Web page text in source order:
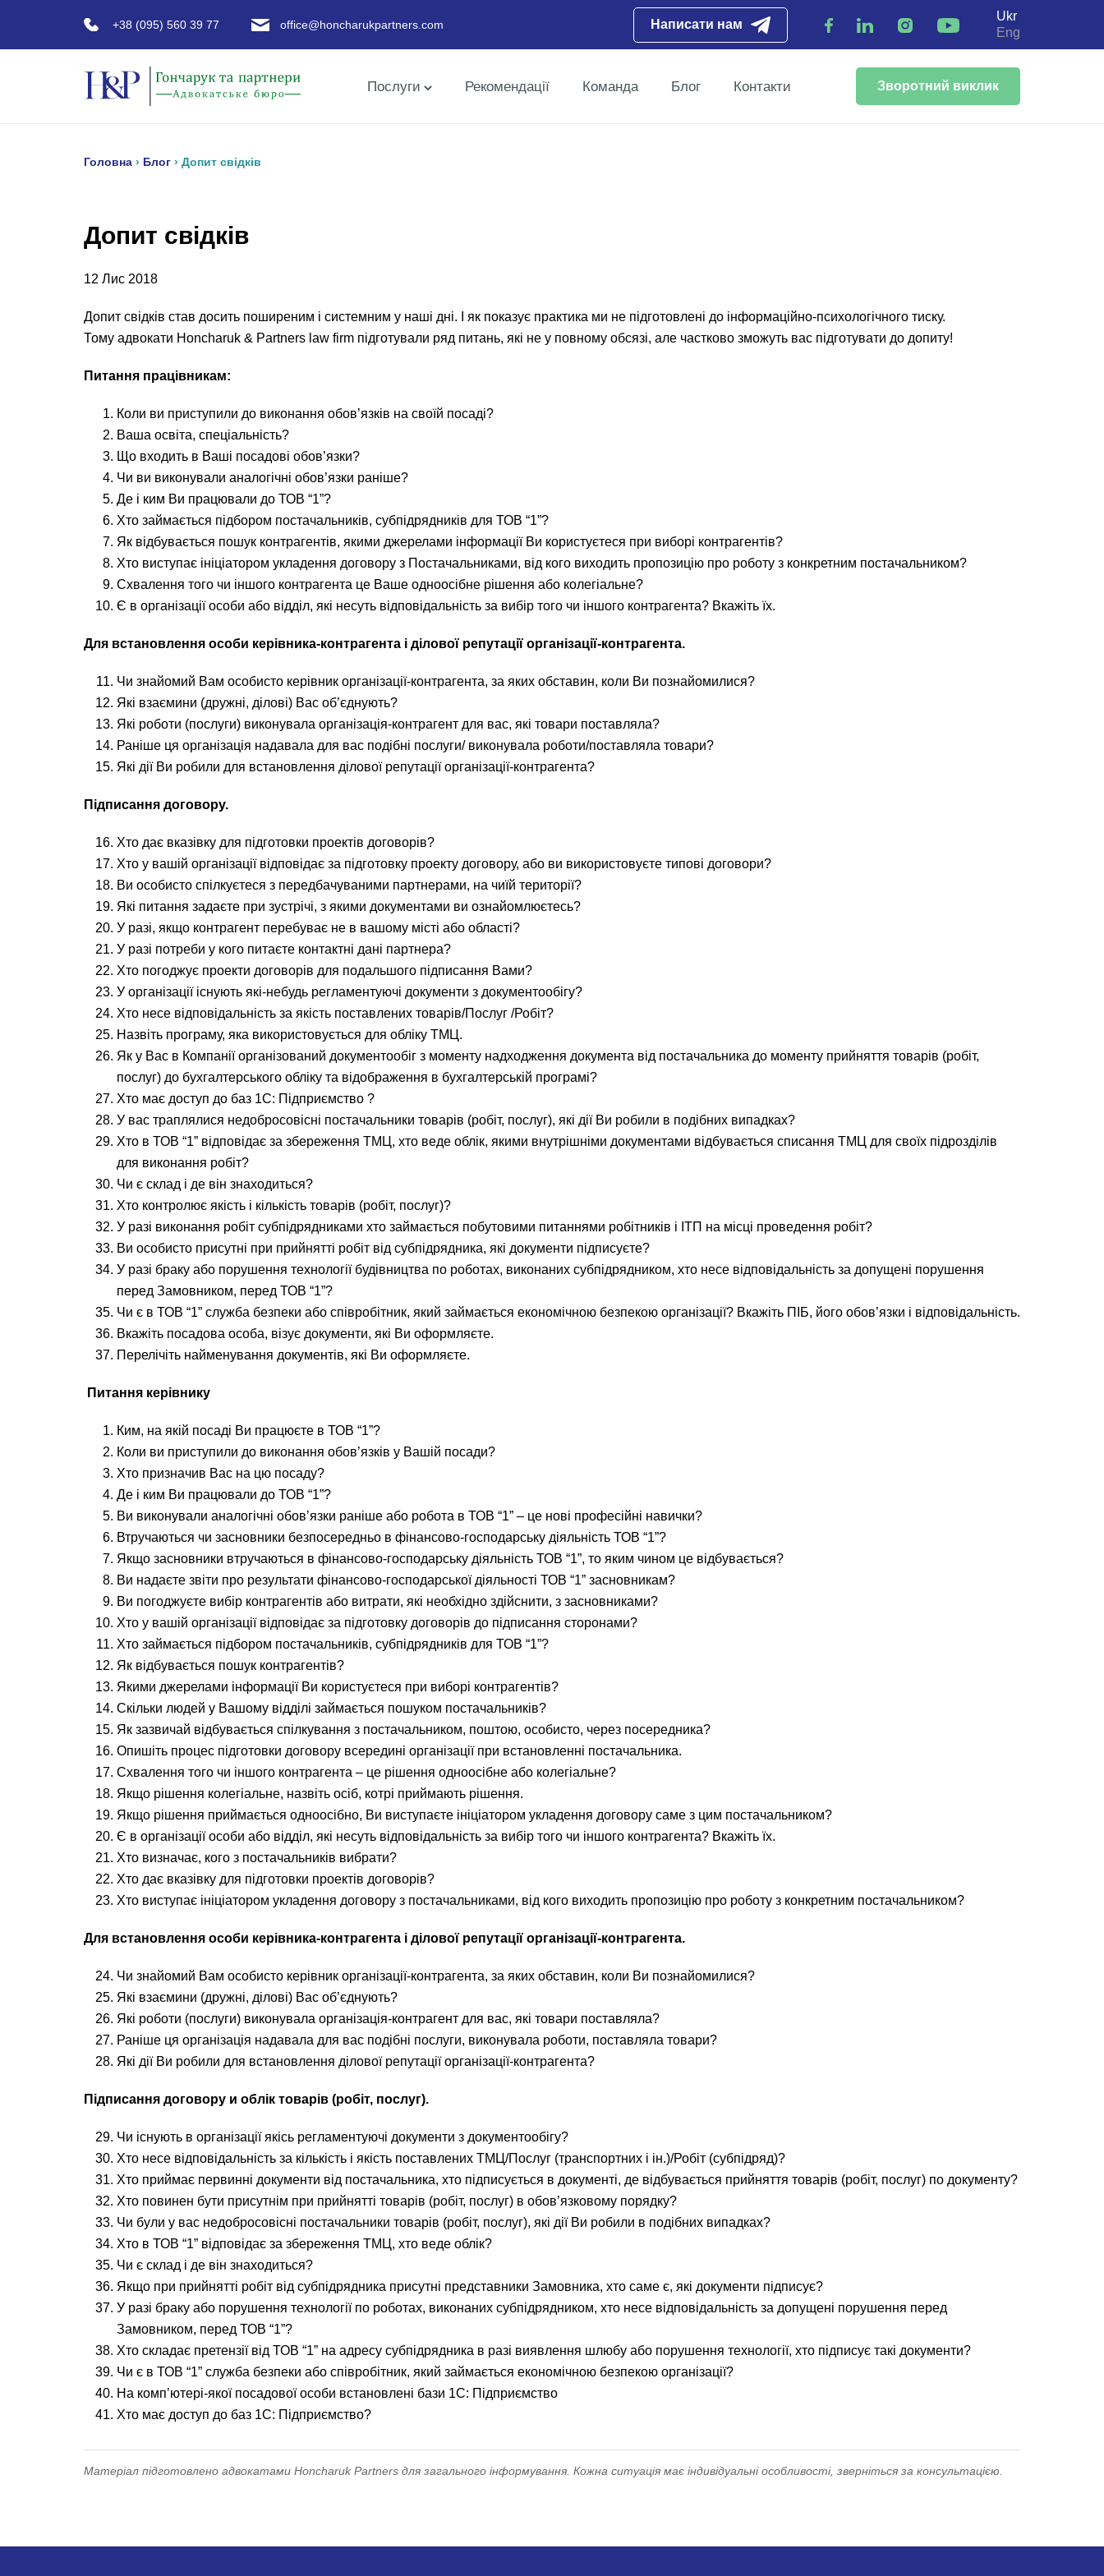
+38 (095) 560 39 77 office@honcharukpartners.com Написати нам
Ukr
Eng
Послуги Рекомендації Команда Блог Контакти Зворотний виклик
Головна › Блог › Допит свідків
Допит свідків
12 Лис 2018
Допит свідків став досить поширеним і системним у наші дні. І як показує практика ми не підготовлені до інформаційно-психологічного тиску.
Тому адвокати Honcharuk & Partners law firm підготували ряд питань, які не у повному обсязі, але частково зможуть вас підготувати до допиту!
Питання працівникам:
Коли ви приступили до виконання обов’язків на своїй посаді?
Ваша освіта, спеціальність?
Що входить в Ваші посадові обов’язки?
Чи ви виконували аналогічні обов’язки раніше?
Де і ким Ви працювали до ТОВ “1”?
Хто займається підбором постачальників, субпідрядників для ТОВ “1”?
Як відбувається пошук контрагентів, якими джерелами інформації Ви користуєтеся при виборі контрагентів?
Хто виступає ініціатором укладення договору з Постачальниками, від кого виходить пропозицію про роботу з конкретним постачальником?
Схвалення того чи іншого контрагента це Ваше одноосібне рішення або колегіальне?
Є в організації особи або відділ, які несуть відповідальність за вибір того чи іншого контрагента? Вкажіть їх.
Для встановлення особи керівника-контрагента і ділової репутації організації-контрагента.
Чи знайомий Вам особисто керівник організації-контрагента, за яких обставин, коли Ви познайомилися?
Які взаємини (дружні, ділові) Вас об’єднують?
Які роботи (послуги) виконувала організація-контрагент для вас, які товари поставляла?
Раніше ця організація надавала для вас подібні послуги/ виконувала роботи/поставляла товари?
Які дії Ви робили для встановлення ділової репутації організації-контрагента?
Підписання договору.
Хто дає вказівку для підготовки проектів договорів?
Хто у вашій організації відповідає за підготовку проекту договору, або ви використовуєте типові договори?
Ви особисто спілкуєтеся з передбачуваними партнерами, на чиїй території?
Які питання задаєте при зустрічі, з якими документами ви ознайомлюєтесь?
У разі, якщо контрагент перебуває не в вашому місті або області?
У разі потреби у кого питаєте контактні дані партнера?
Хто погоджує проекти договорів для подальшого підписання Вами?
У організації існують які-небудь регламентуючі документи з документообігу?
Хто несе відповідальність за якість поставлених товарів/Послуг /Робіт?
Назвіть програму, яка використовується для обліку ТМЦ.
Як у Вас в Компанії організований документообіг з моменту надходження документа від постачальника до моменту прийняття товарів (робіт,
послуг) до бухгалтерського обліку та відображення в бухгалтерській програмі?
Хто має доступ до баз 1С: Підприємство ?
У вас траплялися недобросовісні постачальники товарів (робіт, послуг), які дії Ви робили в подібних випадках?
Хто в ТОВ “1” відповідає за збереження ТМЦ, хто веде облік, якими внутрішніми документами відбувається списання ТМЦ для своїх підрозділів
для виконання робіт?
Чи є склад і де він знаходиться?
Хто контролює якість і кількість товарів (робіт, послуг)?
У разі виконання робіт субпідрядниками хто займається побутовими питаннями робітників і ІТП на місці проведення робіт?
Ви особисто присутні при прийнятті робіт від субпідрядника, які документи підписуєте?
У разі браку або порушення технології будівництва по роботах, виконаних субпідрядником, хто несе відповідальність за допущені порушення
перед Замовником, перед ТОВ “1”?
Чи є в ТОВ “1” служба безпеки або співробітник, який займається економічною безпекою організації? Вкажіть ПІБ, його обов’язки і відповідальність.
Вкажіть посадова особа, візує документи, які Ви оформляєте.
Перелічіть найменування документів, які Ви оформляєте.
Питання керівнику
Ким, на якій посаді Ви працюєте в ТОВ “1”?
Коли ви приступили до виконання обов’язків у Вашій посади?
Хто призначив Вас на цю посаду?
Де і ким Ви працювали до ТОВ “1”?
Ви виконували аналогічні обов’язки раніше або робота в ТОВ “1” – це нові професійні навички?
Втручаються чи засновники безпосередньо в фінансово-господарську діяльність ТОВ “1”?
Якщо засновники втручаються в фінансово-господарську діяльність ТОВ “1”, то яким чином це відбувається?
Ви надаєте звіти про результати фінансово-господарської діяльності ТОВ “1” засновникам?
Ви погоджуєте вибір контрагентів або витрати, які необхідно здійснити, з засновниками?
Хто у вашій організації відповідає за підготовку договорів до підписання сторонами?
Хто займається підбором постачальників, субпідрядників для ТОВ “1”?
Як відбувається пошук контрагентів?
Якими джерелами інформації Ви користуєтеся при виборі контрагентів?
Скільки людей у ​​Вашому відділі займається пошуком постачальників?
Як зазвичай відбувається спілкування з постачальником, поштою, особисто, через посередника?
Опишіть процес підготовки договору всередині організації при встановленні постачальника.
Схвалення того чи іншого контрагента – це рішення одноосібне або колегіальне?
Якщо рішення колегіальне, назвіть осіб, котрі приймають рішення.
Якщо рішення приймається одноосібно, Ви виступаєте ініціатором укладення договору саме з цим постачальником?
Є в організації особи або відділ, які несуть відповідальність за вибір того чи іншого контрагента? Вкажіть їх.
Хто визначає, кого з постачальників вибрати?
Хто дає вказівку для підготовки проектів договорів?
Хто виступає ініціатором укладення договору з постачальниками, від кого виходить пропозицію про роботу з конкретним постачальником?
Для встановлення особи керівника-контрагента і ділової репутації організації-контрагента.
Чи знайомий Вам особисто керівник організації-контрагента, за яких обставин, коли Ви познайомилися?
Які взаємини (дружні, ділові) Вас об’єднують?
Які роботи (послуги) виконувала організація-контрагент для вас, які товари поставляла?
Раніше ця організація надавала для вас подібні послуги, виконувала роботи, поставляла товари?
Які дії Ви робили для встановлення ділової репутації організації-контрагента?
Підписання договору и облік товарів (робіт, послуг).
Чи існують в організації якісь регламентуючі документи з документообігу?
Хто несе відповідальність за кількість і якість поставлених ТМЦ/Послуг (транспортних і ін.)/Робіт (субпідряд)?
Хто приймає первинні документи від постачальника, хто підписується в документі, де відбувається прийняття товарів (робіт, послуг) по документу?
Хто повинен бути присутнім при прийнятті товарів (робіт, послуг) в обов’язковому порядку?
Чи були у вас недобросовісні постачальники товарів (робіт, послуг), які дії Ви робили в подібних випадках?
Хто в ТОВ “1” відповідає за збереження ТМЦ, хто веде облік?
Чи є склад і де він знаходиться?
Якщо при прийнятті робіт від субпідрядника присутні представники Замовника, хто саме є, які документи підписує?
У разі браку або порушення технології по роботах, виконаних субпідрядником, хто несе відповідальність за допущені порушення перед
Замовником, перед ТОВ “1”?
Хто складає претензії від ТОВ “1” на адресу субпідрядника в разі виявлення шлюбу або порушення технології, хто підписує такі документи?
Чи є в ТОВ “1” служба безпеки або співробітник, який займається економічною безпекою організації?
На комп’ютері-якої посадової особи встановлені бази 1С: Підприємство
Хто має доступ до баз 1С: Підприємство?
Матеріал підготовлено адвокатами Honcharuk Partners для загального інформування. Кожна ситуація має індивідуальні особливості, зверніться за консультацією.